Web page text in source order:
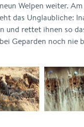
Welpen weiter.
das Unglaubliche:
und rettet ihnen so
Geparden noch nie